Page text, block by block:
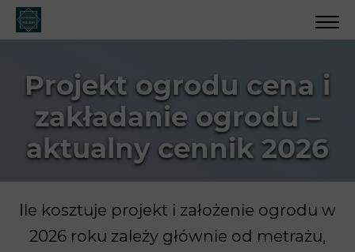
Projekt ogrodu cena i
zakładanie ogrodu –
aktualny cennik 2026
Ile kosztuje projekt i założenie ogrodu w
2026 roku zależy głównie od metrażu,